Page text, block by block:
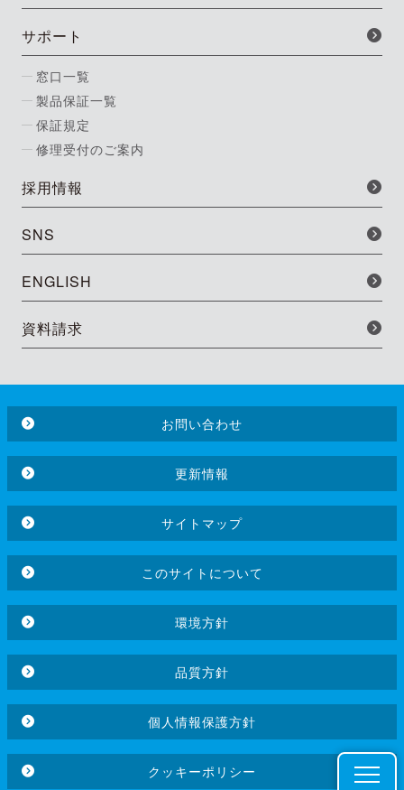
サポート
窓口一覧
製品保証一覧
保証規定
修理受付のご案内
採用情報
SNS
ENGLISH
資料請求
お問い合わせ
更新情報
サイトマップ
このサイトについて
環境方針
品質方針
個人情報保護方針
クッキーポリシー